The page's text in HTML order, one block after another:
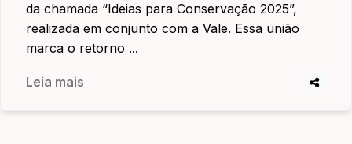
da chamada “Ideias para Conservação 2025”,
realizada em conjunto com a Vale. Essa união
marca o retorno ...
Leia mais